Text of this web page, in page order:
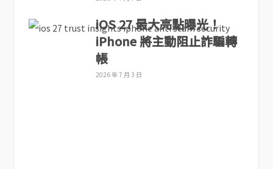
iOS 27 最大亮點曝光！
iPhone 將主動阻止詐騙轉
帳
2026 年 7 月 3 日